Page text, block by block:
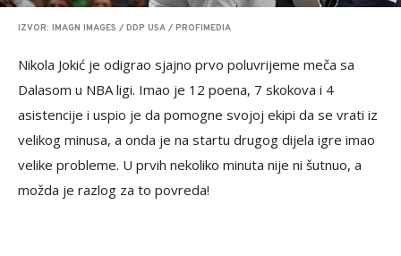
IZVOR: IMAGN IMAGES / DDP USA / PROFIMEDIA
Nikola Jokić je odigrao sjajno prvo poluvrijeme meča sa
Dalasom u NBA ligi. Imao je 12 poena, 7 skokova i 4
asistencije i uspio je da pomogne svojoj ekipi da se vrati iz
velikog minusa, a onda je na startu drugog dijela igre imao
velike probleme. U prvih nekoliko minuta nije ni šutnuo, a
možda je razlog za to povreda!